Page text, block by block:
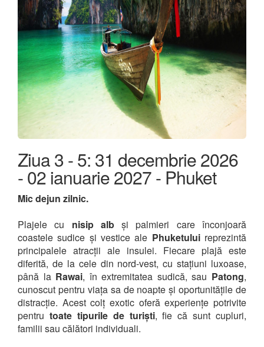
Ziua 3 - 5: 31 decembrie 2026
- 02 ianuarie 2027 - Phuket
Mic dejun zilnic.
Plajele cu nisip albși palmieri care înconjoară
coastele sudice și vestice ale Phuketuluireprezintă
principalele atracții ale insulei. Fiecare plajă este
diferită, de la cele din nord-vest, cu stațiuni luxoase,
până la Rawai, în extremitatea sudică, sau Patong,
cunoscut pentru viața sa de noapte și oportunitățile de
distracție. Acest colț exotic oferă experiențe potrivite
pentru toate tipurile de turiști, fie că sunt cupluri,
familii sau călători individuali.